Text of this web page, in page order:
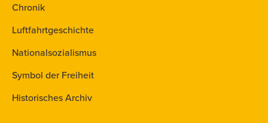
Chronik
Luftfahrtgeschichte
Nationalsozialismus
Symbol der Freiheit
Historisches Archiv